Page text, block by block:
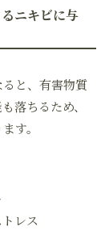
ニキビに与
と、有害物質
落ちるため、
す。
レス